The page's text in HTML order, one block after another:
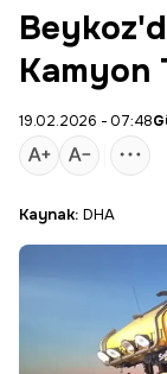
Kamyon
19.02.2026 - 07:48
Kaynak: DHA